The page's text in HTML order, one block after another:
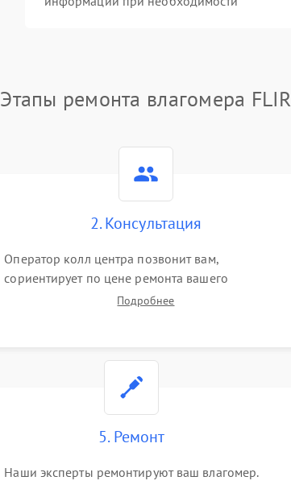
Этапы ремонта влагомера FLIR
2. Консультация
Оператор колл центра позвонит вам,
сориентирует по цене ремонта вашего
влагомера а также ответит на все ваши вопросы.
Подробнее
5. Ремонт
Наши эксперты ремонтируют ваш влагомер.